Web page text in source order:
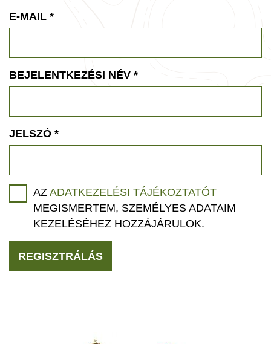
E-MAIL *
BEJELENTKEZÉSI NÉV *
JELSZÓ *
AZ ADATKEZELÉSI TÁJÉKOZTATÓT
MEGISMERTEM, SZEMÉLYES ADATAIM
KEZELÉSÉHEZ HOZZÁJÁRULOK.
REGISZTRÁLÁS